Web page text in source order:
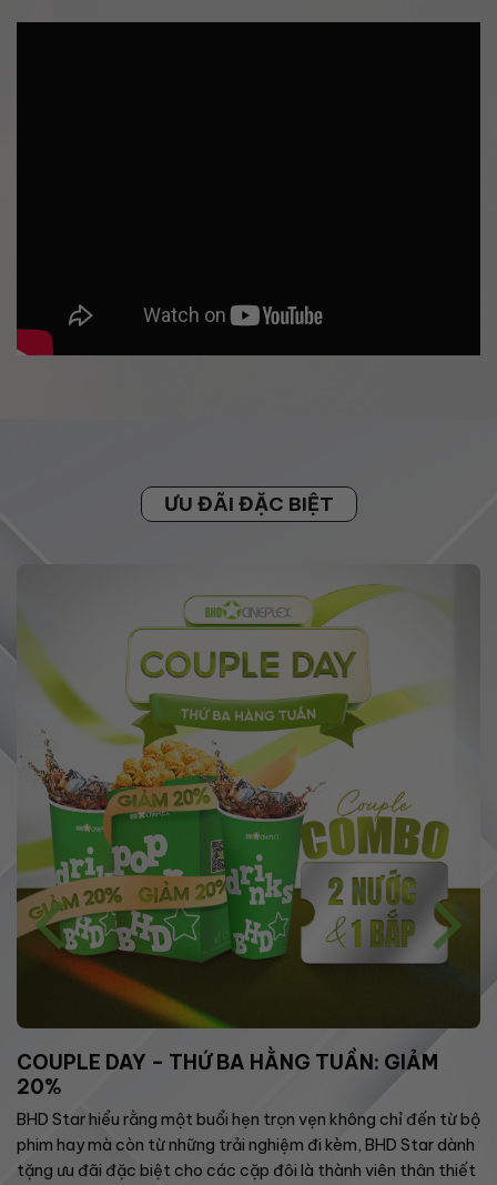
ƯU ĐÃI ĐẶC BIỆT
COUPLE DAY – THỨ BA HẰNG TUẦN: GIẢM
20%
BHD Star hiểu rằng một buổi hẹn trọn vẹn không chỉ đến từ bộ
phim hay mà còn từ những trải nghiệm đi kèm, BHD Star dành
tặng ưu đãi đặc biệt cho các cặp đôi là thành viên thân thiết